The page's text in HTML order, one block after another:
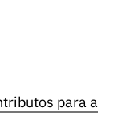
para a